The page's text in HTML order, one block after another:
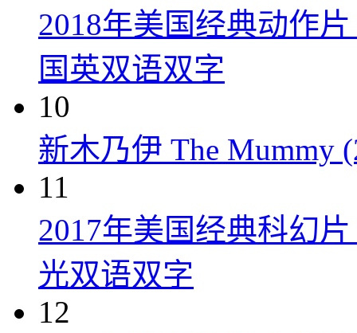
2018年美国经典动作
国英双语双字
10
新木乃伊 The Mummy
11
2017年美国经典科幻
光双语双字
12